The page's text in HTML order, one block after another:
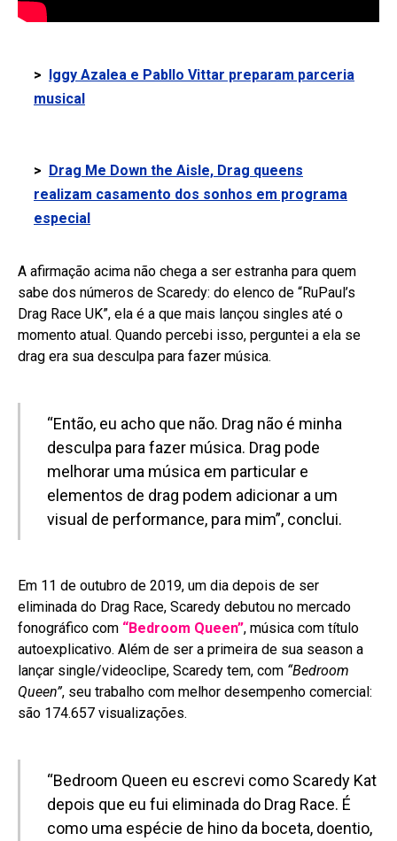
> Iggy Azalea e Pabllo Vittar preparam parceria
musical
> Drag Me Down the Aisle, Drag queens
realizam casamento dos sonhos em programa
especial
A afirmação acima não chega a ser estranha para quem
sabe dos números de Scaredy: do elenco de “RuPaul’s
Drag Race UK”, ela é a que mais lançou singles até o
momento atual. Quando percebi isso, perguntei a ela se
drag era sua desculpa para fazer música.
“Então, eu acho que não. Drag não é minha
desculpa para fazer música. Drag pode
melhorar uma música em particular e
elementos de drag podem adicionar a um
visual de performance, para mim”, conclui.
Em 11 de outubro de 2019, um dia depois de ser
eliminada do Drag Race, Scaredy debutou no mercado
fonográfico com “Bedroom Queen”, música com título
autoexplicativo. Além de ser a primeira de sua season a
lançar single/videoclipe, Scaredy tem, com “Bedroom
Queen”, seu trabalho com melhor desempenho comercial:
são 174.657 visualizações.
“Bedroom Queen eu escrevi como Scaredy Kat
depois que eu fui eliminada do Drag Race. É
como uma espécie de hino da boceta, doentio,